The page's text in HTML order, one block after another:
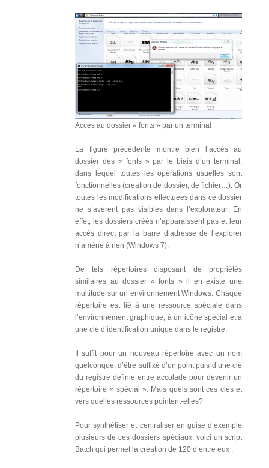
Accès au dossier « fonts » par un terminal
La figure précédente montre bien l’accès au
dossier des « fonts » par le biais d’un terminal,
dans lequel toutes les opérations usuelles sont
fonctionnelles (création de dossier, de fichier…). Or
toutes les modifications effectuées dans ce dossier
ne s’avèrent pas visibles dans l’explorateur. En
effet, les dossiers créés n’apparaissent pas et leur
accès direct par la barre d’adresse de l’explorer
n’amène à rien (Windows 7).
De tels répertoires disposant de propriétés
similaires au dossier « fonts » il en existe une
multitude sur un environnement Windows. Chaque
répertoire est lié à une ressource spéciale dans
l’environnement graphique, à un icône spécial et à
une clé d’identification unique dans le registre.
Il suffit pour un nouveau répertoire avec un nom
quelconque, d’être suffixé d’un point puis d’une clé
du registre définie entre accolade pour devenir un
répertoire « spécial ». Mais quels sont ces clés et
vers quelles ressources pointent-elles?
Pour synthétiser et centraliser en guise d’exemple
plusieurs de ces dossiers spéciaux, voici un script
Batch qui permet la création de 120 d’entre eux :